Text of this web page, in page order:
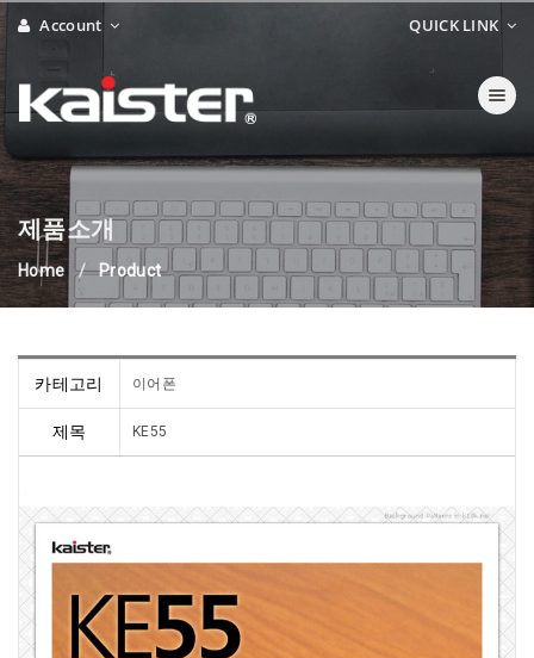
Account QUICK LINK
Toggle
제품소개
Home Product
카테고리 이어폰
제목 KE55